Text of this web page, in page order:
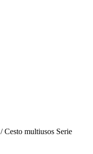
/ Cesto multiusos Serie